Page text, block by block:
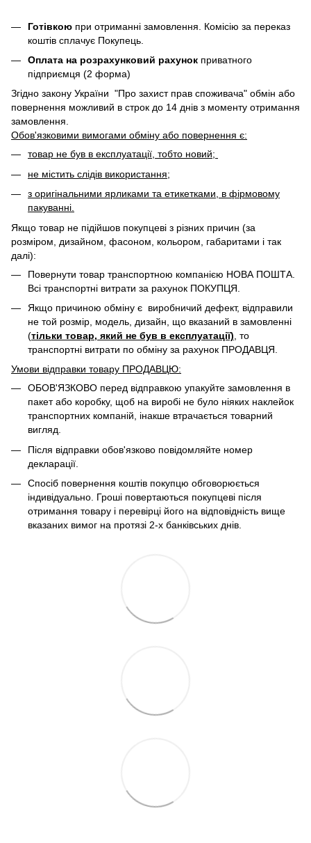
Готівкою при отриманні замовлення. Комісію за переказ
коштів сплачує Покупець.
Оплата на розрахунковий рахунок приватного
підприємця (2 форма)
Згідно закону України "Про захист прав споживача" обмін або
повернення можливий в строк до 14 днів з моменту отримання
замовлення.
Обов'язковими вимогами обміну або повернення є:
товар не був в експлуатації, тобто новий;
не містить слідів використання;
з оригінальними ярликами та етикетками, в фірмовому
пакуванні.
Якщо товар не підійшов покупцеві з різних причин (за
розміром, дизайном, фасоном, кольором, габаритами і так
далі):
Повернути товар транспортною компанією НОВА ПОШТА.
Всі транспортні витрати за рахунок ПОКУПЦЯ.
Якщо причиною обміну є виробничий дефект, відправили
не той розмір, модель, дизайн, що вказаний в замовленні
(тільки товар, який не був в експлуатації) , то
транспортні витрати по обміну за рахунок ПРОДАВЦЯ. ​
Умови відправки товару ПРОДАВЦЮ:
ОБОВ'ЯЗКОВО перед відправкою упакуйте замовлення в
пакет або коробку, щоб на виробі не було ніяких наклейок
транспортних компаній, інакше втрачається товарний
вигляд.
Після відправки обов'язково повідомляйте номер
декларації.
Спосіб повернення коштів покупцю обговорюється
індивідуально. Гроші повертаються покупцеві після
отримання товару і перевірці його на відповідність вище
вказаних вимог на протязі 2-х банківських днів.